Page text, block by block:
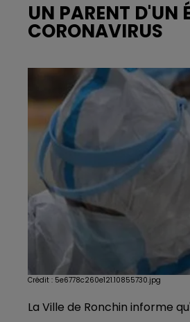
UN PARENT D'UN
CORONAVIRUS
Crédit : 5e6778c260e121.10855730.jpg
La Ville de Ronchin informe